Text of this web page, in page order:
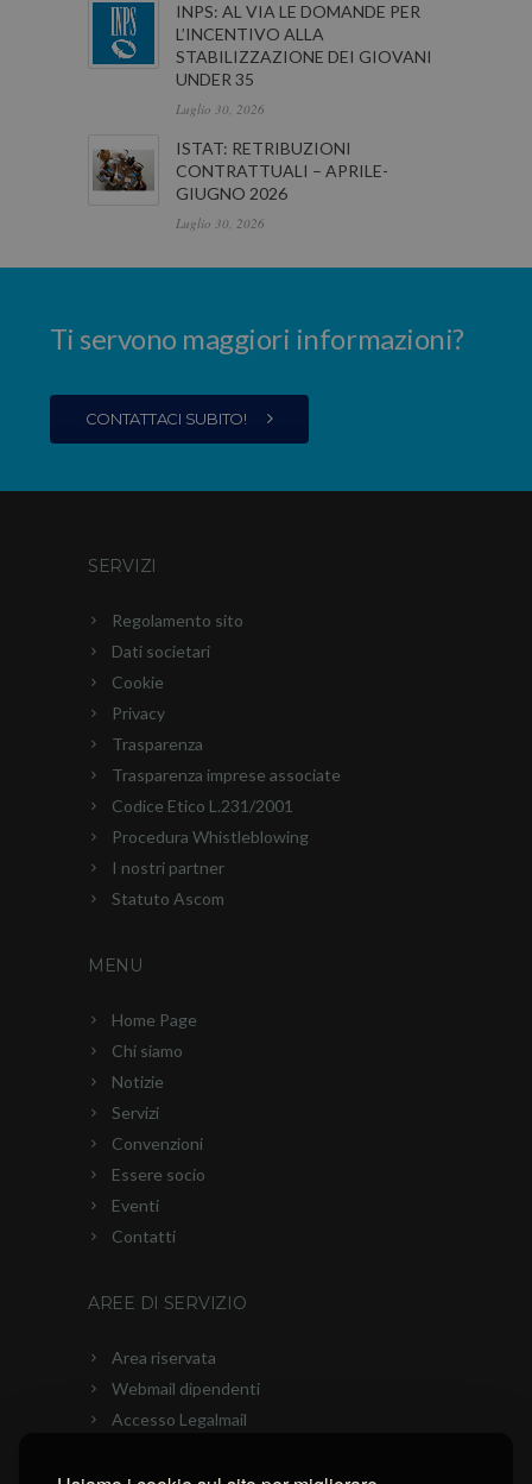
INPS: AL VIA LE DOMANDE PER
L’INCENTIVO ALLA
STABILIZZAZIONE DEI GIOVANI
UNDER 35
Luglio 30, 2026
ISTAT: RETRIBUZIONI
CONTRATTUALI – APRILE-
GIUGNO 2026
Luglio 30, 2026
Ti servono maggiori informazioni?
CONTATTACI SUBITO!
SERVIZI
Regolamento sito
Dati societari
Cookie
Privacy
Trasparenza
Trasparenza imprese associate
Codice Etico L.231/2001
Procedura Whistleblowing
I nostri partner
Statuto Ascom
MENU
Home Page
Chi siamo
Notizie
Servizi
Convenzioni
Essere socio
Eventi
Contatti
AREE DI SERVIZIO
Area riservata
Webmail dipendenti
Accesso Legalmail